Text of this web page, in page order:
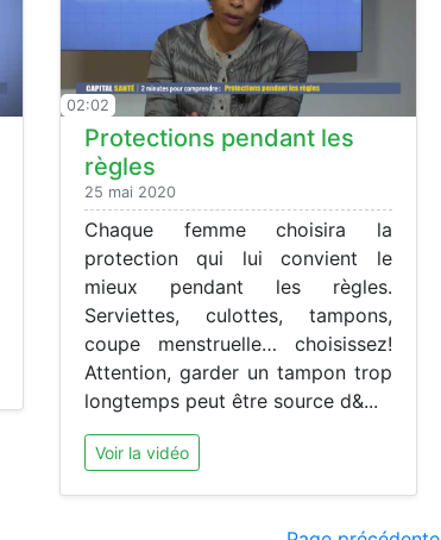
02:02
Protections pendant les
règles
25 mai 2020
Chaque femme choisira la
protection qui lui convient le
mieux pendant les règles.
Serviettes, culottes, tampons,
coupe menstruelle… choisissez!
Attention, garder un tampon trop
longtemps peut être source d&...
Voir la vidéo